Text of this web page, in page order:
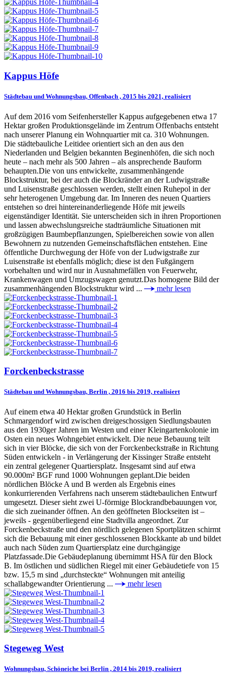
Kappus Höfe
Städtebau und Wohnungsbau, Offenbach , 2015 bis 2021, realisiert
Auf dem 2016 vom Seifenhersteller Kappus aufgegebenen etwa 17
Hektar großen Produktionsgelände im Zentrum Offenbachs entsteht
nach unserer Planung ein Wohnquartier mit ca. 310 Wohnungen.
Die städtebauliche Leitidee orientiert sich an den aus den
Niederlanden und Belgien bekannten Beginenhöfen, die sich noch
heute – nach mehr als 500 Jahren – als ansprechende Bauform
behaupten.Die von uns entwickelte, zusammenhängende
Blockstruktur, bei der auch die Blockränder an der Ludwigstraße
und Luisenstraße geschlossen werden, stellt einen Ruhepol in der
sehr heterogenen Umgebung dar. Im Inneren des neuen Quartiers
entstehen so drei hintereinanderliegende Höfe mit jeweils
eigenständiger Identität. Sie unterscheiden sich in ihren Proportionen
und lassen abwechslungsreiche stadträumliche Situationen mit
großzügigen Baumbepflanzungen, Spielbereichen sowie von allen
Bewohnern zu nutzenden Gemeinschaftsflächen entstehen. Eine
öffentliche Durchwegung der Höfe von der Ludwigstraße zur
Luisenstraße ist ebenfalls möglich; diese ist den Fußgängern
vorbehalten und wird nur in Ausnahmefällen von Feuerwehr,
Krankenwagen und Umzugswagen genutzt.Das homogene Bild der
zusammenhängenden Blockstruktur wird ...
mehr lesen
Forckenbeckstrasse
Städtebau und Wohnungsbau, Berlin , 2016 bis 2019, realisiert
Auf einem etwa 40 Hektar großen Grundstück in Berlin
Schmargendorf wird zwischen dreigeschossigen Siedlungsbauten
aus den 1930ger Jahren im Westen und einer Kleingartenkolonie im
Osten ein neues Wohngebiet entwickelt. Die neue Bebauung teilt
sich in vier Blöcke, die sich von der Forckenbeckstraße in Richtung
Süden entwickeln - in Verlängerung der Kissinger Straße entsteht
ein zentral gelegener Quartiersplatz. Insgesamt sind auf etwa
90.000m² BGF rund 1000 Wohnungen geplant.Die beiden
nördlichen Blöcke A und B werden als Ergebnis eines
konkurrierenden Verfahrens nach unserem städtebaulichen Entwurf
umgesetzt. Dieser sieht zwei U-förmige Blockrandbebauungen vor,
die sich zueinander öffnen. An den geöffneten Blockseiten ist –
jeweils - gegenüberliegend eine Stadtvilla angeordnet. Zur
Forckenbeckstraße und den nördlich gelegenen Sportplätzen schirmt
sich die Bebauung mit einer geschlossenen Blockkante ab und bildet
auch nach Süden zum Quartiersplatz eine durchgängige
Platzfassade.Die Gebäudeplanung übernimmt HSA für den Block
B. Im östlichen und südlichen Riegel mit einer Gebäudetiefe von 15
bzw. 15,5 m sind „durchsteckte“ Wohnungen mit anteilig
schallabgewandter Orientierung ...
mehr lesen
Stegeweg West
Wohnungsbau, Schöneiche bei Berlin , 2014 bis 2019, realisiert